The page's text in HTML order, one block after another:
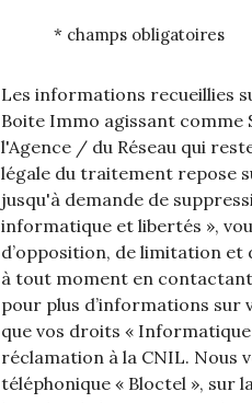
* champs obligatoires
Les informations recueillies
Boite Immo agissant
l'Agence / du Réseau qui
légale du traitement repose
jusqu'à demande de
informatique et libertés »,
d’opposition, de limitation
à tout moment en
pour plus d’informations sur
que vos droits «
réclamation à la CNIL. Nous
téléphonique « Bloctel », sur